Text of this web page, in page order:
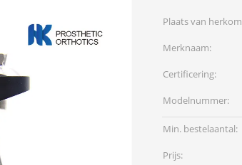
Plaats van
Merknaam:
Certificering:
Modelnummer:
Min. bestelaantal:
Prijs: